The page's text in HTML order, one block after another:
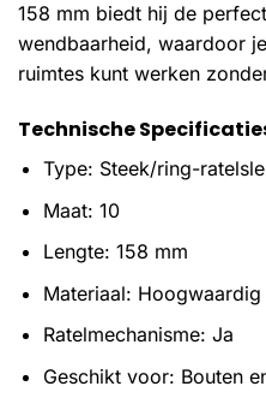
158 mm biedt hij de
wendbaarheid, waardoor
ruimtes kunt werken
Technische
Type: Steek/ring-
Maat: 10
Lengte: 158 mm
Materiaal: Hoogwaardig
Ratelmechanisme: Ja
Geschikt voor: Bouten